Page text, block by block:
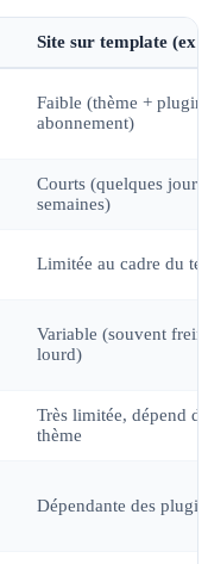
Site sur template (ex
Faible (thème +
abonnement)
Courts (quelques
semaines)
Limitée au cadre du
Variable (souvent
lourd)
Très limitée, dépend
thème
Dépendante des